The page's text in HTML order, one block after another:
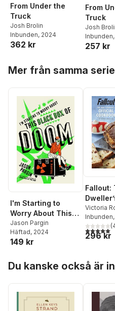
From Under the
Truck
Josh Brolin
Inbunden, 2024
362 kr
From
Truck
Josh
Inbunden
257 kr
Mer från samma serie
I'm Starting to
Worry About This
Black Box of Doom
Jason Pargin
Häftad, 2024
149 kr
Fallout:
Victoria
Inbunden
5,0utav 5(
296 kr
Du kanske också är